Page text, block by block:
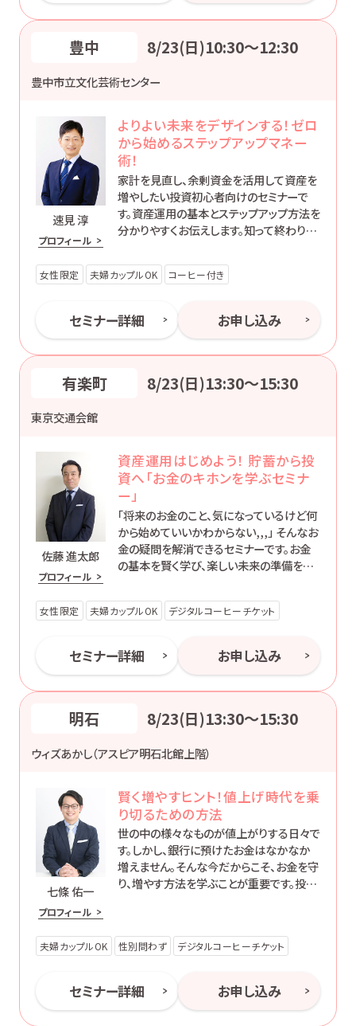
豊中 8/23(日)10:30〜12:30
豊中市立文化芸術センター
速見 淳
プロフィール
よりよい未来をデザインする！ゼロ
から始めるステップアップマネー
術！
家計を見直し、余剰資金を活用して資産を
増やしたい投資初心者向けのセミナーで
す。資産運用の基本とステップアップ方法を
分かりやすくお伝えします。知って終わりで
座です。
女性限定 夫婦カップルOK コーヒー付き
セミナー詳細 お申し込み
有楽町 8/23(日)13:30〜15:30
東京交通会館
佐藤 進太郎
プロフィール
資産運用はじめよう！ 貯蓄から投
資へ「お金のキホンを学ぶセミナ
ー」
「将来のお金のこと、気になっているけど何
から始めていいかわからない,,,」 そんなお
金の疑問を解消できるセミナーです。お金
の基本を賢く学び、楽しい未来の準備を始
女性限定 夫婦カップルOK デジタルコーヒーチケット
セミナー詳細 お申し込み
明石 8/23(日)13:30〜15:30
ウィズあかし（アスピア明石北館上階）
七條 佑一
プロフィール
賢く増やすヒント！値上げ時代を乗
り切るための方法
世の中の様々なものが値上がりする日々で
す。しかし、銀行に預けたお金はなかなか
増えません。そんな今だからこそ、お金を守
り、増やす方法を学ぶことが重要です。投資
えします。
夫婦カップルOK 性別問わず デジタルコーヒーチケット
セミナー詳細 お申し込み